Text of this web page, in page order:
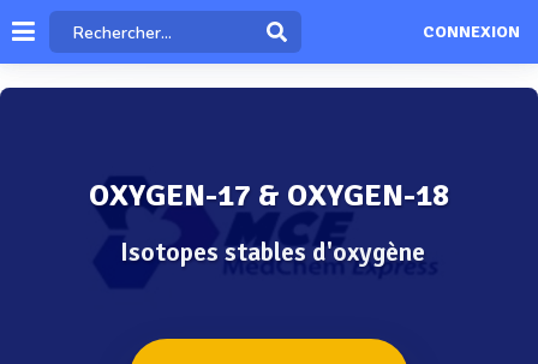
CONNEXION
OXYGEN-17 & OXYGEN-18
Isotopes stables d'oxygène